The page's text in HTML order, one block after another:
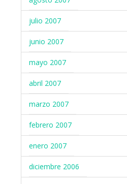
julio 2007
junio 2007
mayo 2007
abril 2007
marzo 2007
febrero 2007
enero 2007
diciembre 2006